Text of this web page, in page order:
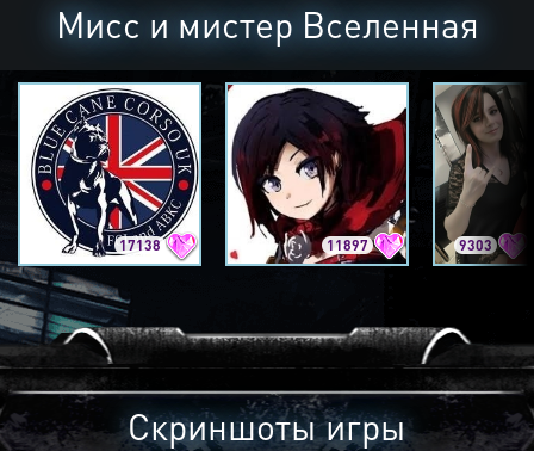
Мисс и мистер Вселенная
17138 11897 9303
Скриншоты игры